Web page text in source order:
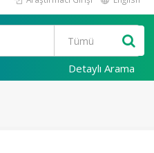
Detaylı Arama